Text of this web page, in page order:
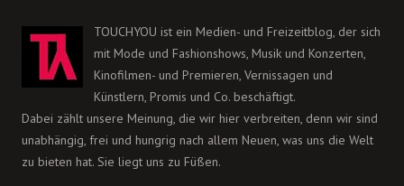
TOUCHYOU ist ein Medien- und Freizeitblog, der sich
mit Mode und Fashionshows, Musik und Konzerten,
Kinofilmen- und Premieren, Vernissagen und
Künstlern, Promis und Co. beschäftigt.
Dabei zählt unsere Meinung, die wir hier verbreiten, denn wir sind
unabhängig, frei und hungrig nach allem Neuen, was uns die Welt
zu bieten hat. Sie liegt uns zu Füßen.